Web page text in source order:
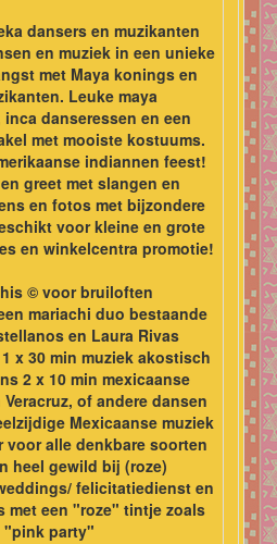
dansers en muzikanten
en muziek in een unieke
met Maya konings en
Leuke maya
danseressen en een
met mooiste kostuums.
indiannen feest!
greet met slangen en
en fotos met bijzondere
voor kleine en grote
en winkelcentra promotie!
© voor bruiloften
mariachi duo bestaande
en Laura Rivas
x 30 min muziek akostisch
2 x 10 min mexicaanse
of andere dansen
Mexicaanse muziek
alle denkbare soorten
heel gewild bij (roze)
felicitatiedienst en
met een "roze" tintje zoals
"pink party"